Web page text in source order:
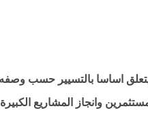
اساسا بالتسيير حسب
وانجاز المشاريع